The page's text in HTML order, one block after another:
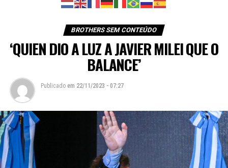
BROTHERS SEM CONTEÚDO
‘QUIEN DIO A LUZ A JAVIER MILEI QUE O
BALANCE’
Publicado em 22/11/2023 - 07:27